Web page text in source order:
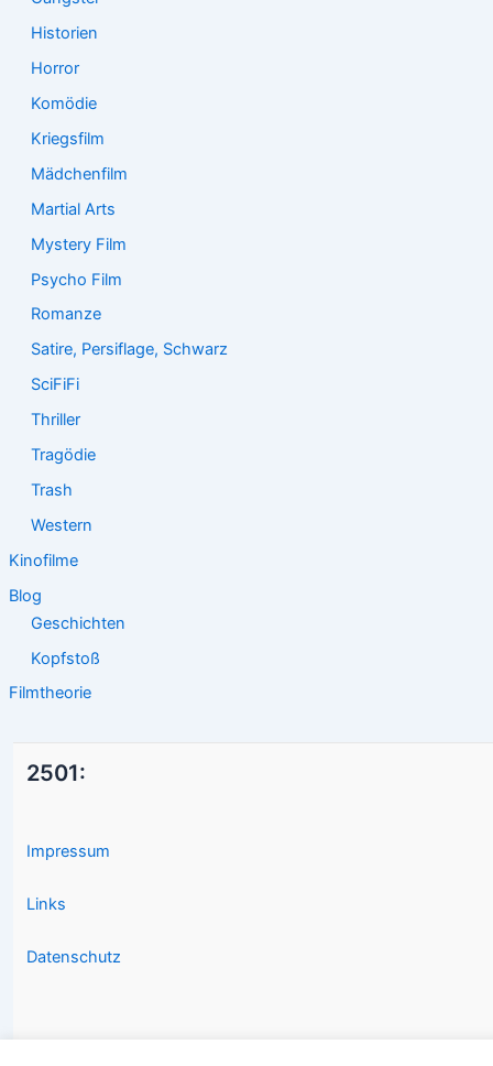
Historien
Horror
Komödie
Kriegsfilm
Mädchenfilm
Martial Arts
Mystery Film
Psycho Film
Romanze
Satire, Persiflage, Schwarz
SciFiFi
Thriller
Tragödie
Trash
Western
Kinofilme
Blog
Geschichten
Kopfstoß
Filmtheorie
2501:
Impressum
Links
Datenschutz